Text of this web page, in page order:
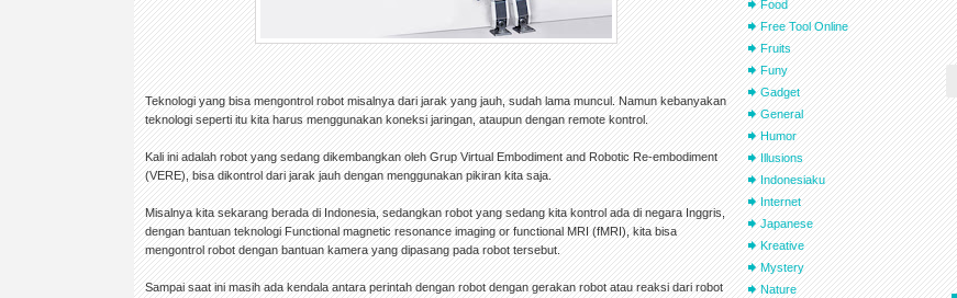
Teknologi yang bisa mengontrol robot misalnya dari jarak yang jauh, sudah lama muncul. Namun kebanyakan
teknologi seperti itu kita harus menggunakan koneksi jaringan, ataupun dengan remote kontrol.
Kali ini adalah robot yang sedang dikembangkan oleh Grup Virtual Embodiment and Robotic Re-embodiment
(VERE), bisa dikontrol dari jarak jauh dengan menggunakan pikiran kita saja.
Misalnya kita sekarang berada di Indonesia, sedangkan robot yang sedang kita kontrol ada di negara Inggris,
dengan bantuan teknologi Functional magnetic resonance imaging or functional MRI (fMRI), kita bisa
mengontrol robot dengan bantuan kamera yang dipasang pada robot tersebut.
Sampai saat ini masih ada kendala antara perintah dengan robot dengan gerakan robot atau reaksi dari robot
Food
Free Tool Online
Fruits
Funy
Gadget
General
Humor
Illusions
Indonesiaku
Internet
Japanese
Kreative
Mystery
Nature